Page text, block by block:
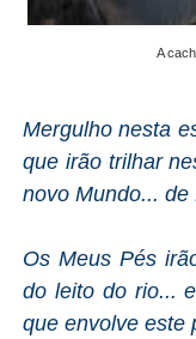
A
Mergulho nesta
que irão trilhar
novo Mundo... de
Os Meus Pés
do leito do rio...
que envolve este